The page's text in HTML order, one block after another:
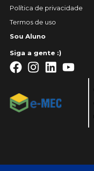
Política de privacidade
Termos de uso
Sou Aluno
Siga a gente :)